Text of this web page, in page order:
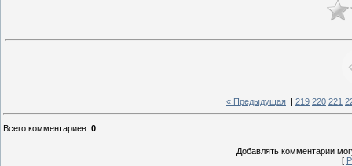
« Предыдущая 219 220 221
Всего комментариев: 0
Добавлять комментарии
[